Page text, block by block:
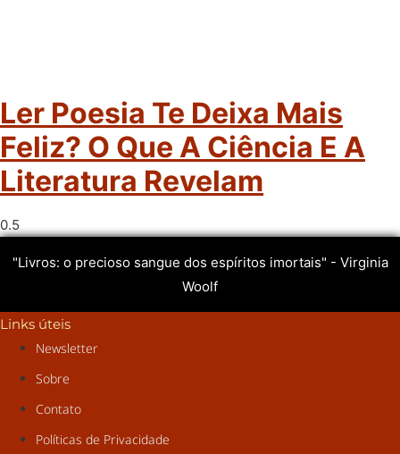
Ler Poesia Te Deixa Mais
Feliz? O Que A Ciência E A
Literatura Revelam
"Livros: o precioso sangue dos espíritos imortais" - Virginia
Woolf
Links úteis
Newsletter
Sobre
Contato
Políticas de Privacidade